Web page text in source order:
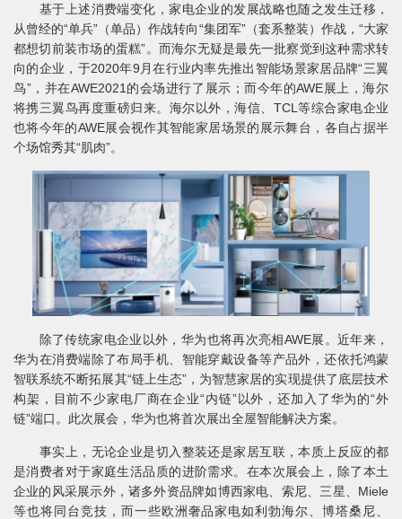
基于上述消费端变化，家电企业的发展战略也随之发生迁移，
从曾经的“单兵”（单品）作战转向“集团军”（套系整装）作战，“大家
都想切前装市场的蛋糕”。而海尔无疑是最先一批察觉到这种需求转
向的企业，于2020年9月在行业内率先推出智能场景家居品牌“三翼
鸟”，并在AWE2021的会场进行了展示；而今年的AWE展上，海尔
将携三翼鸟再度重磅归来。海尔以外，海信、TCL等综合家电企业
也将今年的AWE展会视作其智能家居场景的展示舞台，各自占据半
个场馆秀其“肌肉”。
除了传统家电企业以外，华为也将再次亮相AWE展。近年来，
华为在消费端除了布局手机、智能穿戴设备等产品外，还依托鸿蒙
智联系统不断拓展其“链上生态”，为智慧家居的实现提供了底层技术
构架，目前不少家电厂商在企业“内链”以外，还加入了华为的“外
链”端口。此次展会，华为也将首次展出全屋智能解决方案。
事实上，无论企业是切入整装还是家居互联，本质上反应的都
是消费者对于家庭生活品质的进阶需求。在本次展会上，除了本土
企业的风采展示外，诸多外资品牌如博西家电、索尼、三星、Miele
等也将同台竞技，而一些欧洲奢品家电如利勃海尔、博塔桑尼、